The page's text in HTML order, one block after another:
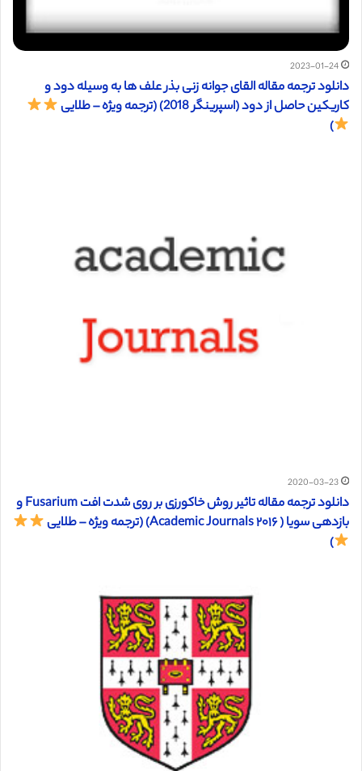
2023-01-24
دانلود ترجمه مقاله القای جوانه زنی بذر علف ها به وسیله دود و
کاریکین حاصل از دود (اسپرینگر 2018) (ترجمه ویژه – طلایی
)
2020-03-23
دانلود ترجمه مقاله تاثیر روش خاکورزی بر روی شدت افت Fusarium و
بازدهی سویا ( Academic Journals ۲۰۱۶) (ترجمه ویژه – طلایی
)